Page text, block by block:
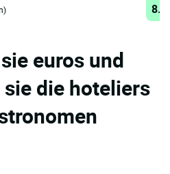
euros und
die hoteliers